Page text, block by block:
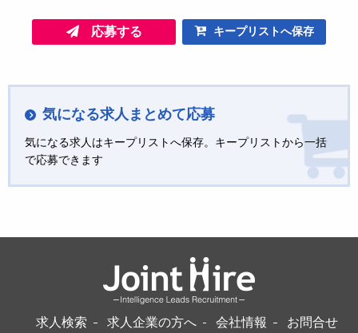
応募する キープリストへ保存
気になる求人まとめて応募
気になる求人はキープリストへ保存。キープリストから一括
で応募できます
求人検索 求人企業の方へ 会社情報 お問合せ